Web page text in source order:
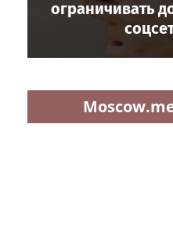
ограничивать